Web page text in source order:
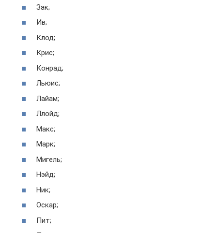
Зак;
Ив;
Клод;
Крис;
Конрад;
Льюис;
Лайам;
Ллойд;
Макс;
Марк;
Мигель;
Нэйд;
Ник;
Оскар;
Пит;